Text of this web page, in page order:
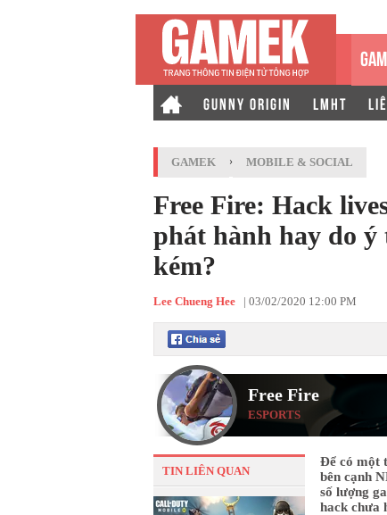
GUNNY ORIGIN LMHT
GAMEK › MOBILE & SOCIAL
Free Fire: Hack
phát hành hay do ý
kém?
Lee Chueng Hee | 03/02/2020 12:00 PM
Free Fire
ESPORTS
TIN LIÊN QUAN
Để có một
bên cạnh
số lượng
hack chưa